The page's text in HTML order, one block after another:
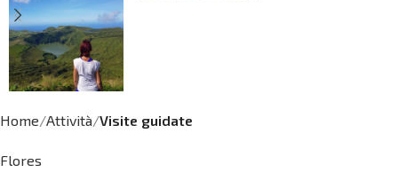
Home Attività Visite guidate
Flores